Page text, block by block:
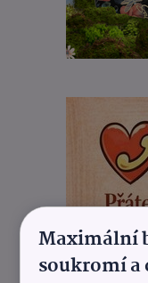
Maximální
soukromí a